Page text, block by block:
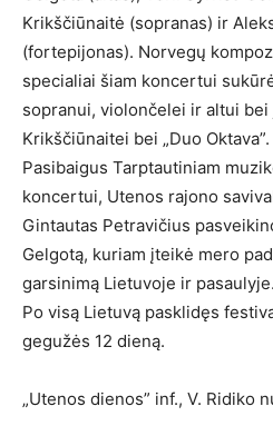
Krikščiūnaitė (sopranas) ir
(fortepijonas). Norvegų
specialiai šiam koncertui
sopranui, violončelei ir altui bei
Krikščiūnaitei bei „Duo Oktava”.
Pasibaigus Tarptautiniam
koncertui, Utenos rajono
Gintautas Petravičius
Gelgotą, kuriam įteikė mero
garsinimą Lietuvoje ir pasaulyje.
Po visą Lietuvą pasklidęs
gegužės 12 dieną.
„Utenos dienos” inf., V. Ridiko